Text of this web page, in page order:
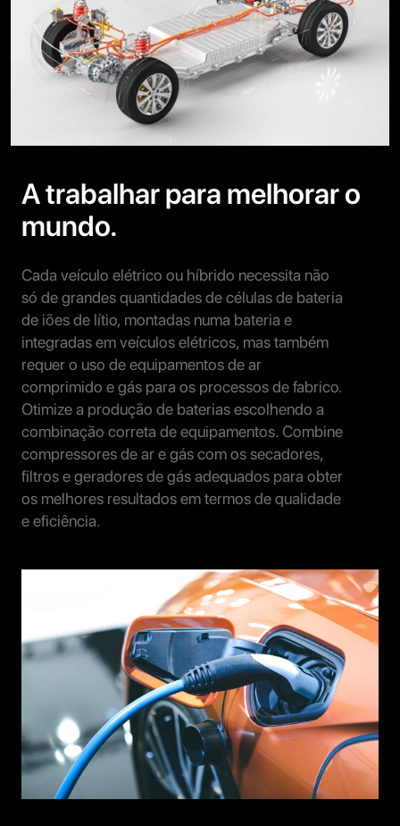
A trabalhar para melhorar o
mundo.
Cada veículo elétrico ou híbrido necessita não
só de grandes quantidades de células de bateria
de iões de lítio, montadas numa bateria e
integradas em veículos elétricos, mas também
requer o uso de equipamentos de ar
comprimido e gás para os processos de fabrico.
Otimize a produção de baterias escolhendo a
combinação correta de equipamentos. Combine
compressores de ar e gás com os secadores,
filtros e geradores de gás adequados para obter
os melhores resultados em termos de qualidade
e eficiência.